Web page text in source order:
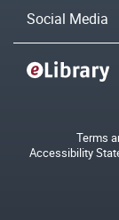
Social Media
Terms
Accessibility